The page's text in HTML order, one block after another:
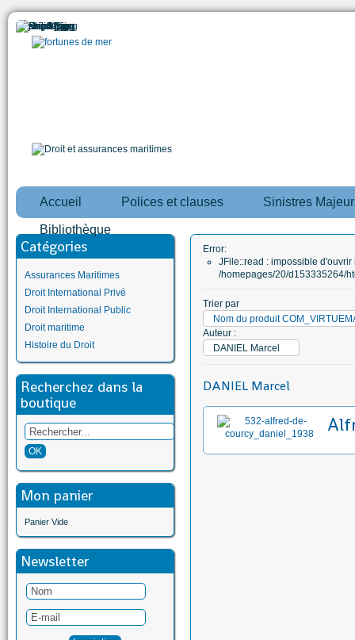
Accueil Polices et clauses Sinistres
Bibliothèque
Catégories
Assurances Maritimes
Droit International Privé
Droit International Public
Droit maritime
Histoire du Droit
Recherchez dans la
boutique
Mon panier
Panier Vide
Newsletter
Error:
JFile::read : impossible d'ouvrir
/homepages/20/d153335264/
Trier par
Nom du produit
Auteur :
DANIEL Marcel
DANIEL Marcel